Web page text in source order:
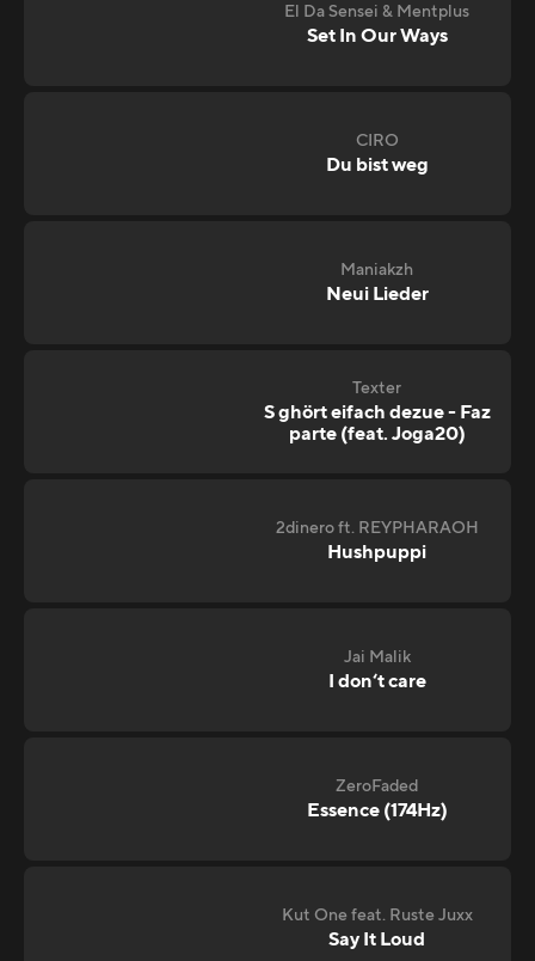
El Da Sensei & Mentplus
Set In Our Ways
CIRO
Du bist weg
Maniakzh
Neui Lieder
Texter
S ghört eifach dezue - Faz
parte (feat. Joga20)
2dinero ft. REYPHARAOH
Hushpuppi
Jai Malik
I don‘t care
ZeroFaded
Essence (174Hz)
Kut One feat. Ruste Juxx
Say It Loud